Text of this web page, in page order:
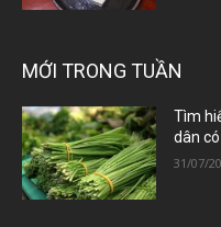
MỚI TRONG TUẦN
Tìm
dân
31/07/